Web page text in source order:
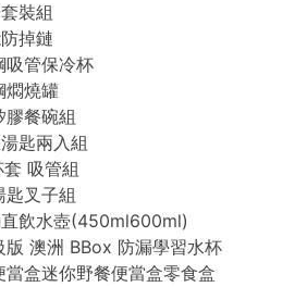
裝組
掉鏈
吸管保冷杯
燜燒罐
膠餐碗組
匙兩入組
吸管組
匙叉子組
飲水壺(450ml600ml)
版 澳洲 BBox 防漏學習水杯
當盒迷你野餐便當盒零食盒